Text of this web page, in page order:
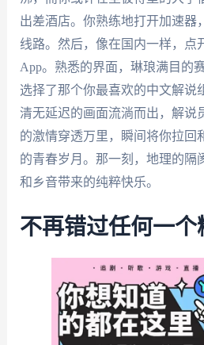
出差酒店。你熟练地打开加速器
线路。然后，像在国内一样，点
App。熟悉的界面，琳琅满目的
选择了那个你最喜欢的中文解说
清无延迟的画面流淌而出，解说
的激情穿透万里，瞬间将你拉回
的青春岁月。那一刻，地理的隔
和乡音带来的纯粹快乐。
不再错过任何一个